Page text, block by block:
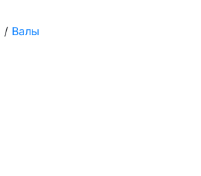
/ Валы